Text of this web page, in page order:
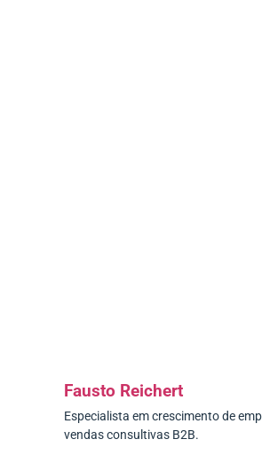
Fausto Reichert
Especialista em crescimento de
vendas consultivas B2B.